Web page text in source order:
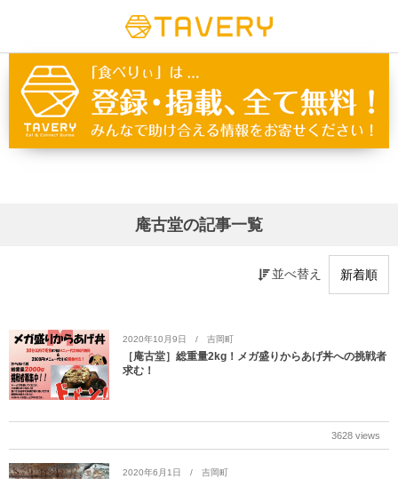
庵古堂の記事一覧
並べ替え
2020年10月9日 吉岡町
［庵古堂］総重量2kg！メガ盛りからあげ丼への挑戦者
求む！
3628 views
2020年6月1日 吉岡町